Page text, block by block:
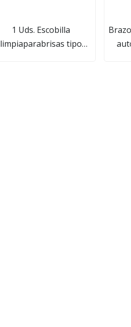
1 Uds. Escobilla
limpiaparabrisas tipo